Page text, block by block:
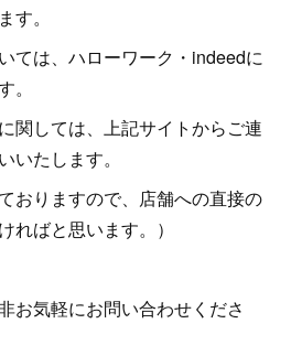
す。
ては、ハローワーク・indeedに
関しては、上記サイトからご連
いたします。
おりますので、店舗への直接の
ればと思います。）
お気軽にお問い合わせくださ